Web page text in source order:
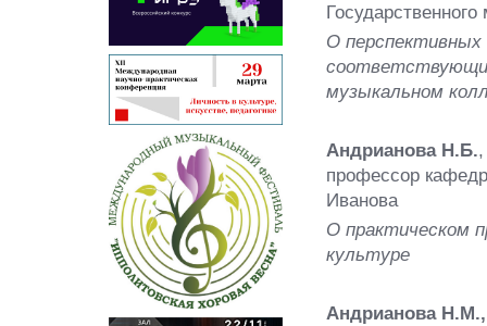
О перспективных
музыкальном
Андрианова Н.Б.
профессор
Иванова
О практическом
культуре
Андрианова